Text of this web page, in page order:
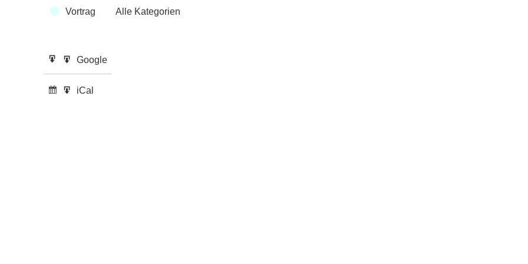
Vortrag Alle Kategorien
Eintragen
Google
Abonnieren
iCal
Export
Google
Export
iCal